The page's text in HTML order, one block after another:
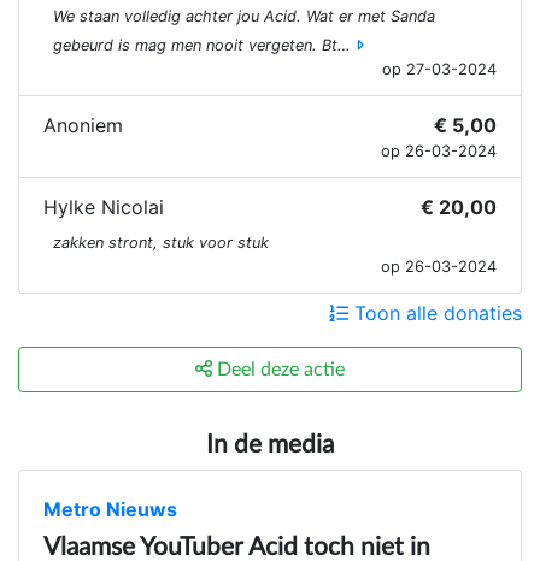
We staan volledig achter jou Acid. Wat er met Sanda
gebeurd is mag men nooit vergeten. Bt…
op 27-03-2024
Anoniem € 5,00
op 26-03-2024
Hylke Nicolai € 20,00
zakken stront, stuk voor stuk
op 26-03-2024
Toon alle donaties
Deel deze actie
In de media
Metro Nieuws
Vlaamse YouTuber Acid toch niet in